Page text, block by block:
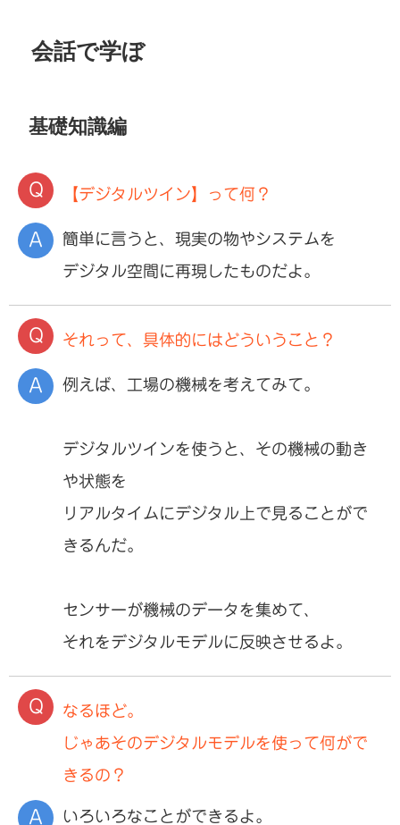
会話で学ぼ
基礎知識編
【デジタルツイン】って何？
簡単に言うと、現実の物やシステムを
デジタル空間に再現したものだよ。
それって、具体的にはどういうこと？
例えば、工場の機械を考えてみて。
デジタルツインを使うと、その機械の動き
や状態を
リアルタイムにデジタル上で見ることがで
きるんだ。
センサーが機械のデータを集めて、
それをデジタルモデルに反映させるよ。
なるほど。
じゃあそのデジタルモデルを使って何がで
きるの？
いろいろなことができるよ。